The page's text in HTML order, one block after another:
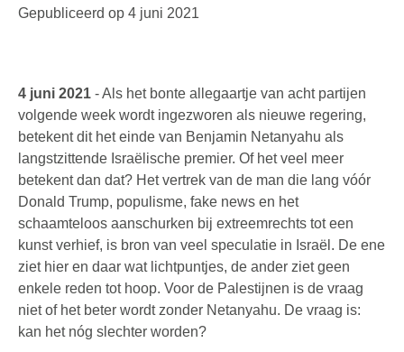
Gepubliceerd op 4 juni 2021
4 juni 2021 - Als het bonte allegaartje van acht partijen
volgende week wordt ingezworen als nieuwe regering,
betekent dit het einde van Benjamin Netanyahu als
langstzittende Israëlische premier. Of het veel meer
betekent dan dat? Het vertrek van de man die lang vóór
Donald Trump, populisme, fake news en het
schaamteloos aanschurken bij extreemrechts tot een
kunst verhief, is bron van veel speculatie in Israël. De ene
ziet hier en daar wat lichtpuntjes, de ander ziet geen
enkele reden tot hoop. Voor de Palestijnen is de vraag
niet of het beter wordt zonder Netanyahu. De vraag is:
kan het nóg slechter worden?